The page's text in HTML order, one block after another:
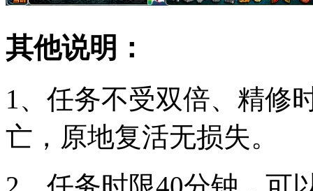
其他说明：
1、任务不受双倍、精修
亡，原地复活无损失。